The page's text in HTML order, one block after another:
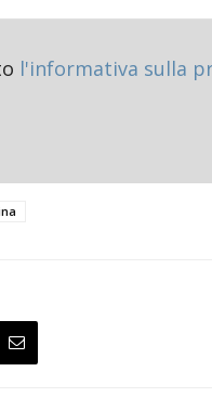
l'informativa sulla